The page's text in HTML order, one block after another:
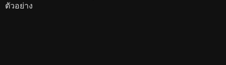
ตัวอย่าง